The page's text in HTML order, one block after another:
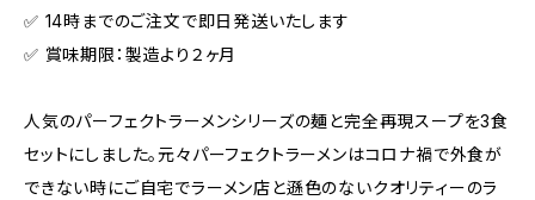
✅️ 14時までのご注文で即日発送いたします
✅️ 賞味期限：製造より２ヶ月
人気のパーフェクトラーメンシリーズの麺と完全再現スープを3食
セットにしました。元々パーフェクトラーメンはコロナ禍で外食が
できない時にご自宅でラーメン店と遜色のないクオリティーのラ